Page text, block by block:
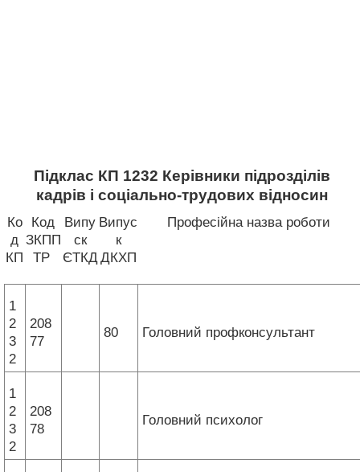
Підклас КП 1232 Керівники підрозділів
кадрів і соціально-трудових відносин
Ко
д
КП
Код
ЗКПП
ТР
Випу
ск
ЄТКД
Випус
к
ДКХП
Професійна назва роботи
1
2
3
2
208
77
80 Головний профконсультант
1
2
3
2
208
78
Головний психолог